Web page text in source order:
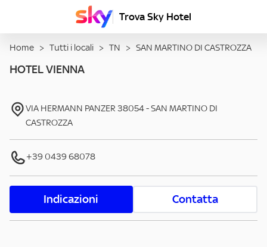
Trova Sky Hotel
Home > Tutti i locali > TN > SAN MARTINO DI CASTROZZA
HOTEL VIENNA
VIA HERMANN PANZER 38054-SAN MARTINO DI
CASTROZZA
+39 0439 68078
Indicazioni Contatta